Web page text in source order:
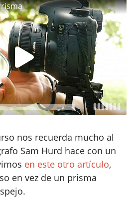
nos recuerda mucho al
Sam Hurd hace con un
en este otro artículo,
en vez de un prisma